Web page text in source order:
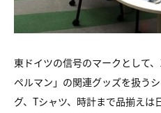
東ドイツの信号のマークとして
ペルマン」の関連グッズを扱う
グ、Tシャツ、時計まで品揃え